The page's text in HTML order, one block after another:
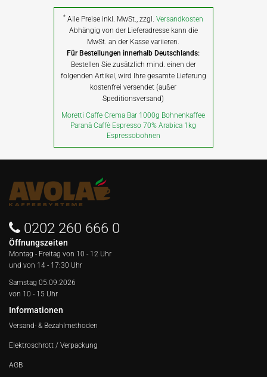
* Alle Preise inkl. MwSt., zzgl.Versandkosten
Abhängig von der Lieferadresse kann die
MwSt. an der Kasse variieren.
Für Bestellungen innerhalb Deutschlands:
Bestellen Sie zusätzlich mind. einen der
folgenden Artikel, wird Ihre gesamte Lieferung
kostenfrei versendet (außer
Speditionsversand)
Moretti Caffe Crema Bar 1000g Bohnenkaffee
Paranà Caffè Espresso 70% Arabica 1kg
Espressobohnen
0202 260 666 0
Öffnungszeiten
Montag - Freitag von 10 - 12 Uhr
und von 14 - 17:30 Uhr
Samstag 05.09.2026
von 10 - 15 Uhr
Informationen
Versand- & Bezahlmethoden
Elektroschrott / Verpackung
AGB